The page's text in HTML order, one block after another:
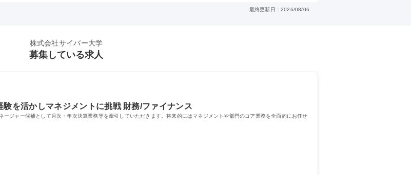
最終更新日：2026/08/06
株式会社サイバー大学
募集している求人
を活かしマネジメントに挑戦 財務/ファイナンス
ージャー候補として月次・年次決算業務等を牽引していただきます。将来的にはマネジメントや部門のコア業務を全面的にお任せ